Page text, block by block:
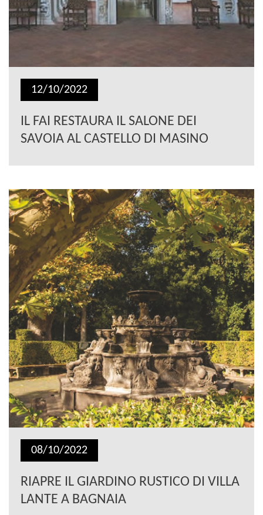
12/10/2022
IL FAI RESTAURA IL SALONE DEI
SAVOIA AL CASTELLO DI MASINO
08/10/2022
RIAPRE IL GIARDINO RUSTICO DI VILLA
LANTE A BAGNAIA